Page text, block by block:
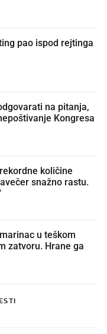
pao ispod rejtinga
na pitanja,
Kongresa
količine
snažno rastu.
u teškom
zatvoru. Hrane ga